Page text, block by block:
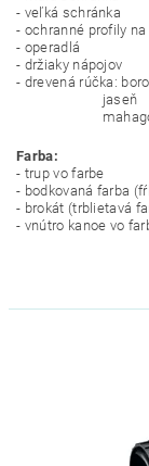
- veľká schránka
- ochranné profily
- operadlá
- držiaky
- drevená rúčka:
jaseň
mahagón
Farba:
- trup vo farbe 50
- bodkovaná farba
- brokát (trblietavá
- vnútro kanoe vo